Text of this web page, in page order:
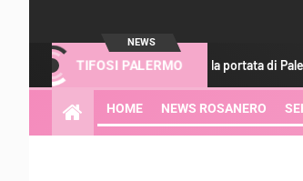
NEWS
TIFOSI PALERMO
d’Italia fa capire la portata di Palermo”
HOME NEWS ROSANERO